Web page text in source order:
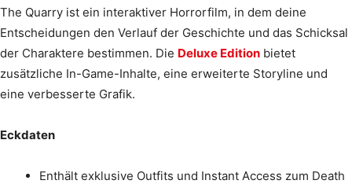
The Quarry ist ein interaktiver Horrorfilm, in dem deine
Entscheidungen den Verlauf der Geschichte und das Schicksal
der Charaktere bestimmen. Die Deluxe Edition bietet
zusätzliche In-Game-Inhalte, eine erweiterte Storyline und
eine verbesserte Grafik.
Eckdaten
Enthält exklusive Outfits und Instant Access zum Death